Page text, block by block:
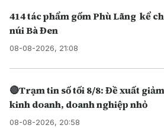
414 tác phẩm gốm Phù Lãng kể
núi Bà Đen
08-08-2026, 21:08
🔴Trạm tin số tối 8/8: Đề xuất
kinh doanh, doanh nghiệp nhỏ
08-08-2026, 20:58